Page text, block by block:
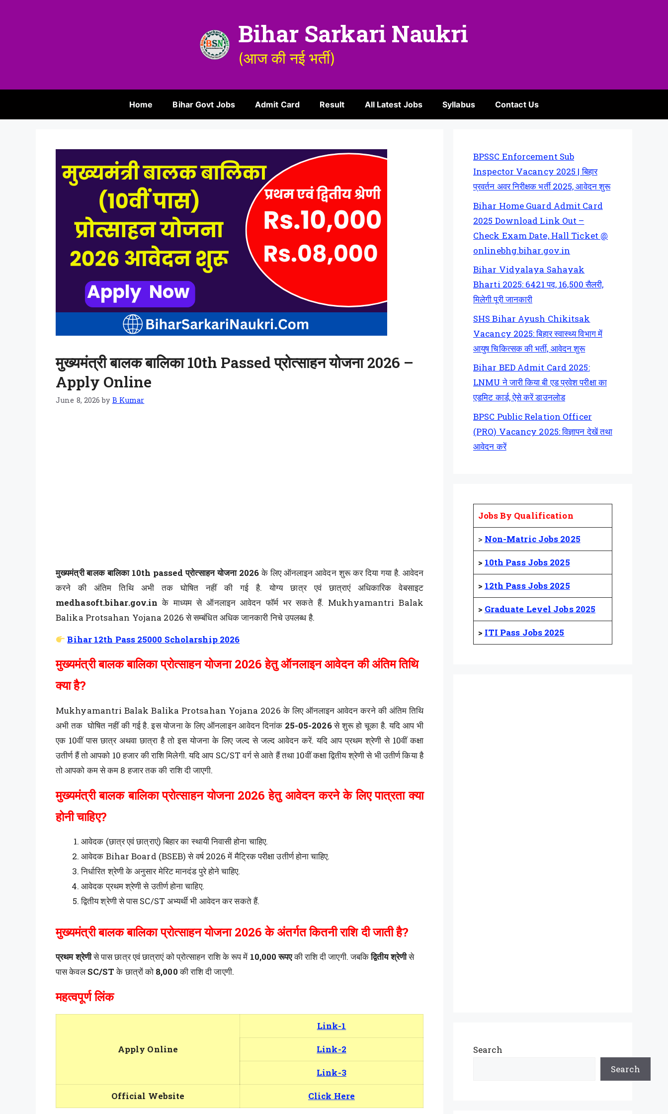
Bihar Sarkari Naukri
(आज की नई भर्ती)
Home Bihar Govt Jobs Admit Card Result All Latest Jobs Syllabus Contact Us
मुख्यमंत्री बालक बालिका 10th Passed प्रोत्साहन योजना 2026 –
Apply Online
June 8, 2026 by B Kumar
मुख्यमंत्री बालक बालिका 10th passed प्रोत्साहन योजना 2026के लिए ऑनलाइन आवेदन शुरू कर दिया गया है. आवेदन
करने की अंतिम तिथि अभी तक घोषित नहीं की गई है. योग्य छात्र एवं छात्राएं अधिकारिक वेबसाइट
medhasoft.bihar.gov.in के माध्यम से ऑनलाइन आवेदन फॉर्म भर सकते हैं. Mukhyamantri Balak
Balika Protsahan Yojana 2026 से सम्बंधित अधिक जानकारी निचे उपलब्ध है.
Bihar 12th Pass 25000 Scholarship 2026
मुख्यमंत्री बालक बालिका प्रोत्साहन योजना 2026 हेतु ऑनलाइन आवेदन की अंतिम तिथि
क्या है?
Mukhyamantri Balak Balika Protsahan Yojana 2026 के लिए ऑनलाइन आवेदन करने की अंतिम तिथि
अभी तक घोषित नहीं की गई है. इस योजना के लिए ऑनलाइन आवेदन दिनांक 25-05-2026से शुरू हो चूका है. यदि आप भी
एक 10वीं पास छात्र अथवा छात्रा है तो इस योजना के लिए जल्द से जल्द आवेदन करें. यदि आप प्रथम श्रेणी से 10वीं कक्षा
उतीर्ण हैं तो आपको 10 हजार की राशि मिलेगी. यदि आप SC/ST वर्ग से आते हैं तथा 10वीं कक्षा द्वितीय श्रेणी से भी उतीर्ण किया है
तो आपको कम से कम 8 हजार तक की राशि दी जाएगी.
मुख्यमंत्री बालक बालिका प्रोत्साहन योजना 2026 हेतु आवेदन करने के लिए पात्रता क्या
होनी चाहिए?
आवेदक (छात्र एवं छात्राएं) बिहार का स्थायी निवासी होना चाहिए.
आवेदक Bihar Board (BSEB) से वर्ष 2026 में मैट्रिक परीक्षा उतीर्ण होना चाहिए.
निर्धारित श्रेणी के अनुसार मेरिट मानदंड पुरे होने चाहिए.
आवेदक प्रथम श्रेणी से उतीर्ण होना चाहिए.
द्वितीय श्रेणी से पास SC/ST अभ्यर्थी भी आवेदन कर सकते हैं.
मुख्यमंत्री बालक बालिका प्रोत्साहन योजना 2026 के अंतर्गत कितनी राशि दी जाती है?
प्रथम श्रेणीसे पास छात्र एवं छात्राएं को प्रोत्साहन राशि के रूप में 10,000 रूपएकी राशि दी जाएगी. जबकिद्वितीय श्रेणीसे
पास केवलSC/STके छात्रों को 8,000की राशि दी जाएगी.
महत्वपूर्ण लिंक
Apply Online
Link-1
Link-2
Link-3
Official Website Click Here
BPSSC Enforcement Sub
Inspector Vacancy 2025 | बिहार
प्रवर्तन अवर निरीक्षक भर्ती 2025, आवेदन शुरू
Bihar Home Guard Admit Card
2025 Download Link Out –
Check Exam Date, Hall Ticket @
onlinebhg.bihar.gov.in
Bihar Vidyalaya Sahayak
Bharti 2025: 6421 पद, 16,500 सैलरी,
मिलेगी पूरी जानकारी
SHS Bihar Ayush Chikitsak
Vacancy 2025: बिहार स्वास्थ्य विभाग में
आयुष चिकित्सक की भर्ती, आवेदन शुरू
Bihar BED Admit Card 2025:
LNMU ने जारी किया बी एड प्रवेश परीक्षा का
एडमिट कार्ड, ऐसे करें डाउनलोड
BPSC Public Relation Officer
(PRO) Vacancy 2025: विज्ञापन देखें तथा
आवेदन करें
Jobs By Qualification
> Non-Matric Jobs 2025
> 10th Pass Jobs 2025
> 12th Pass Jobs 2025
> Graduate Level Jobs 2025
> ITI Pass Jobs 2025
Search
Search